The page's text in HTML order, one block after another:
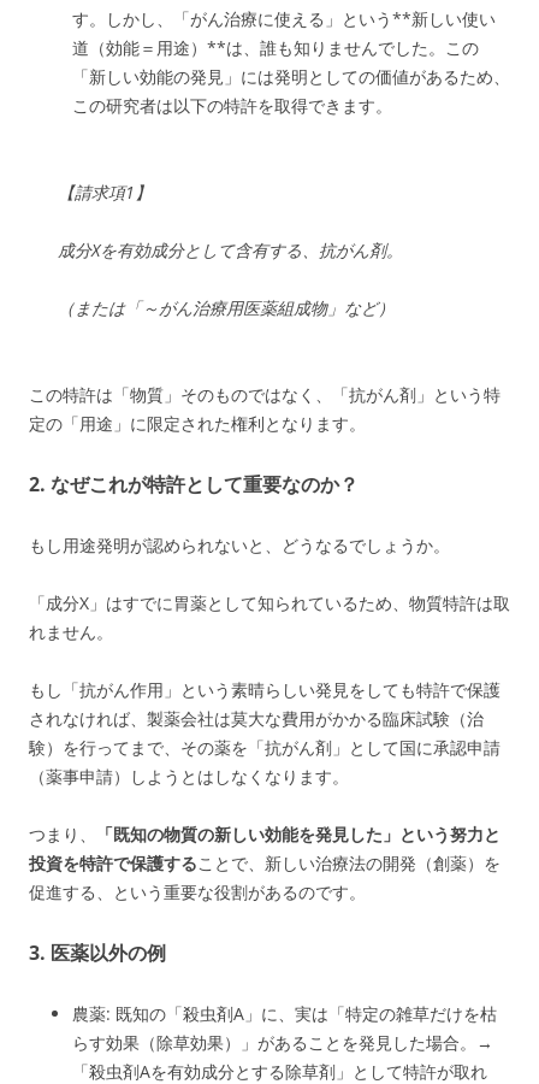
す。しかし、「がん治療に使える」という**新しい使い
道（効能＝用途）**は、誰も知りませんでした。この
「新しい効能の発見」には発明としての価値があるため、
この研究者は以下の特許を取得できます。
【請求項1】
成分Xを有効成分として含有する、抗がん剤。
（または「～がん治療用医薬組成物」など）
この特許は「物質」そのものではなく、「抗がん剤」という特
定の「用途」に限定された権利となります。
2. なぜこれが特許として重要なのか？
もし用途発明が認められないと、どうなるでしょうか。
「成分X」はすでに胃薬として知られているため、物質特許は取
れません。
もし「抗がん作用」という素晴らしい発見をしても特許で保護
されなければ、製薬会社は莫大な費用がかかる臨床試験（治
験）を行ってまで、その薬を「抗がん剤」として国に承認申請
（薬事申請）しようとはしなくなります。
つまり、
「既知の物質の新しい効能を発見した」という努力と
投資を特許で保護することで、新しい治療法の開発（創薬）を
促進する、という重要な役割があるのです。
3. 医薬以外の例
農薬: 既知の「殺虫剤A」に、実は「特定の雑草だけを枯
らす効果（除草効果）」があることを発見した場合。→
「殺虫剤Aを有効成分とする除草剤」として特許が取れ